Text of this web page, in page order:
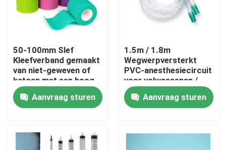
Producten
Video's
Over ons
50-100mm Slef
Kleefverband gemaakt
van niet-geweven of
katoen met een hoog
elastisch weefsel voor
chirurgie aangepaste
grootte kleur
Aanvraag sturen
1.5m / 1.8m
Wegwerpversterkt
PVC-anesthesiecircuit
voor volwassenen /
kinderen
Aanvraag sturen